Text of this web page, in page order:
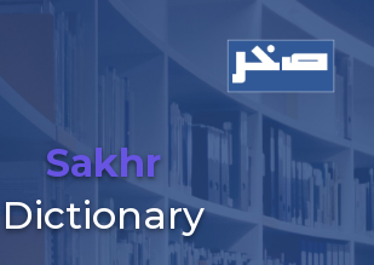
Sakhr
Dictionary
Add a comment